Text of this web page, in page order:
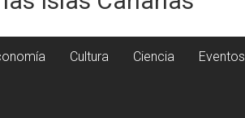
Cultura Ciencia Eventos